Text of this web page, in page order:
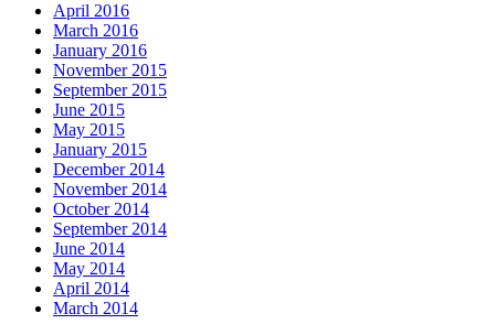
April 2016
March 2016
January 2016
November 2015
September 2015
June 2015
May 2015
January 2015
December 2014
November 2014
October 2014
September 2014
June 2014
May 2014
April 2014
March 2014